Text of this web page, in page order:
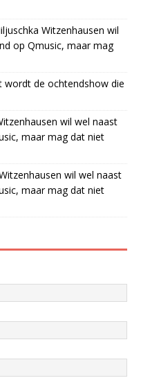
Witzenhausen wil
op Qmusic, maar mag
wordt de ochtendshow die
wil wel naast
maar mag dat niet
wil wel naast
maar mag dat niet